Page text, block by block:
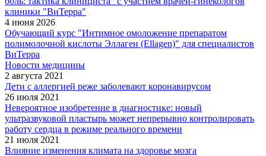
клиники "ВиТерра"
4 июня 2026
Обучающий курс "Интимное омоложение препаратом
полимолочной кислоты Эллаген (Ellagen)" для специалистов
ВиТерра
Новости медицины
2 августа 2021
Дети с аллергией реже заболевают коронавирусом
26 июля 2021
Невероятное изобретение в диагностике: новый
ультразвуковой пластырь может непрерывно контролировать
работу сердца в режиме реального времени
21 июля 2021
Влияние изменения климата на здоровье мозга